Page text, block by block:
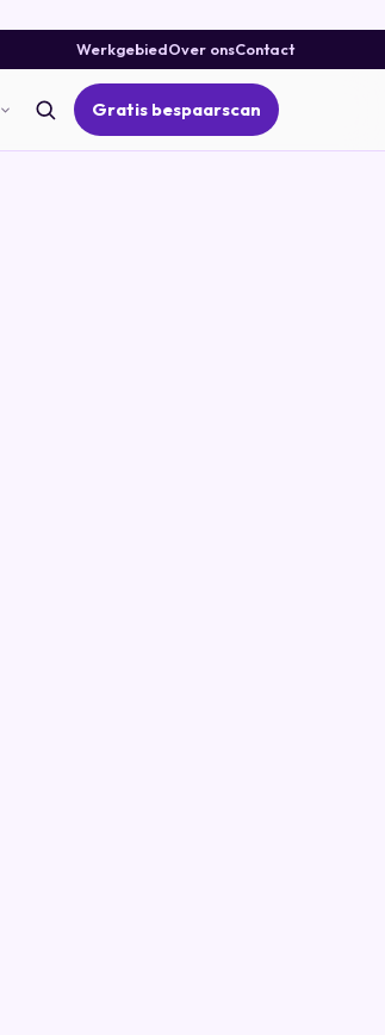
WerkgebiedOver onsContact
Gratis bespaarscan